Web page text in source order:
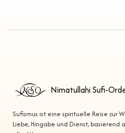
Nimatullahi Sufi-
Sufismus ist eine spirituelle Reise zur
Liebe, Hingabe und Dienst, basierend